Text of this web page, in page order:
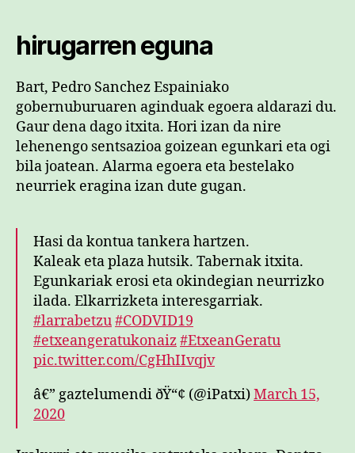
hirugarren eguna
Bart, Pedro Sanchez Espainiako
gobernuburuaren aginduak egoera aldarazi du.
Gaur dena dago itxita. Hori izan da nire
lehenengo sentsazioa goizean egunkari eta ogi
bila joatean. Alarma egoera eta bestelako
neurriek eragina izan dute gugan.
Hasi da kontua tankera hartzen.
Kaleak eta plaza hutsik. Tabernak itxita.
Egunkariak erosi eta okindegian neurrizko
ilada. Elkarrizketa interesgarriak.
#larrabetzu#CODVID19
#etxeangeratukonaiz#EtxeanGeratu
pic.twitter.com/CgHhIIvqjv
â€” gaztelumendi ðŸ“¢ (@iPatxi)March 15,
2020